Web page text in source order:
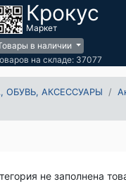
Крокус
Маркет
в наличии
на складе: 37077
ОБУВЬ, АКСЕССУАРЫ
не заполнена